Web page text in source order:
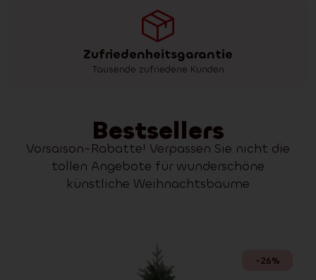
Zufriedenheitsgarantie
Tausende zufriedene Kunden
Bestsellers
Vorsaison-Rabatte! Verpassen Sie nicht die
tollen Angebote für wunderschöne
künstliche Weihnachtsbäume
-26%